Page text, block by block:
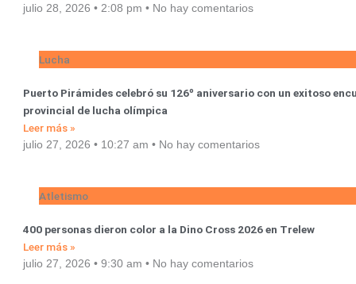
julio 28, 2026 2:08 pm No hay comentarios
Lucha
Puerto Pirámides celebró su 126º aniversario con un exitoso
provincial de lucha olímpica
Leer más »
julio 27, 2026 10:27 am No hay comentarios
Atletismo
400 personas dieron color a la Dino Cross 2026 en Trelew
Leer más »
julio 27, 2026 9:30 am No hay comentarios